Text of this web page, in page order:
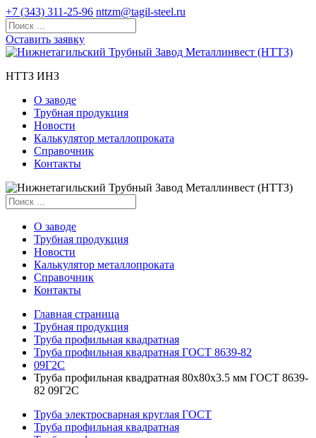
+7 (343) 311-25-96 nttzm@tagil-steel.ru
Оставить заявку
НТТЗ ИНЗ
О заводе
Трубная продукция
Новости
Калькулятор металлопроката
Справочник
Контакты
О заводе
Трубная продукция
Новости
Калькулятор металлопроката
Справочник
Контакты
Главная страница
Трубная продукция
Труба профильная квадратная
Труба профильная квадратная ГОСТ 8639-82
09Г2С
Труба профильная квадратная 80x80x3.5 мм ГОСТ 8639-
82 09Г2С
Труба электросварная круглая ГОСТ
Труба профильная квадратная